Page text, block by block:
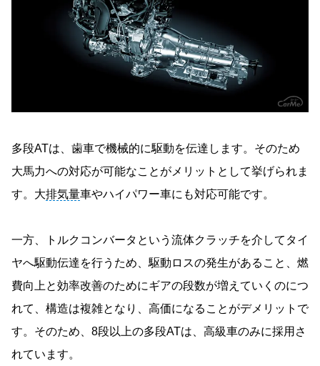
多段ATは、歯車で機械的に駆動を伝達します。そのため
大馬力への対応が可能なことがメリットとして挙げられま
す。大排気量車やハイパワー車にも対応可能です。
一方、トルクコンバータという流体クラッチを介してタイ
ヤへ駆動伝達を行うため、駆動ロスの発生があること、燃
費向上と効率改善のためにギアの段数が増えていくのにつ
れて、構造は複雑となり、高価になることがデメリットで
す。そのため、8段以上の多段ATは、高級車のみに採用さ
れています。